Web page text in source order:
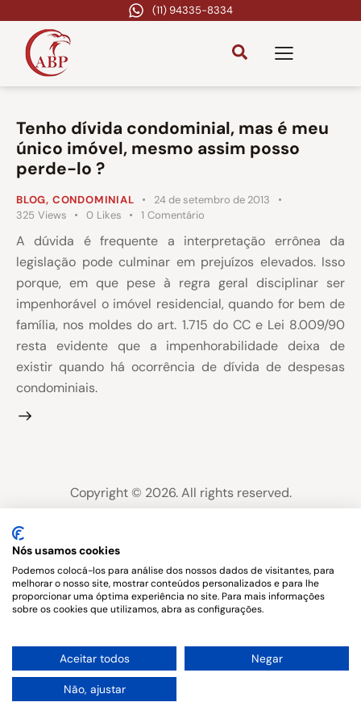
(11) 94335-8334
Tenho dívida condominial, mas é meu
único imóvel, mesmo assim posso
perde-lo ?
BLOG, CONDOMINIAL
24 de setembro de 2013
325 Views 0 Likes 1 Comentário
A dúvida é frequente a interpretação errônea da
legislação pode culminar em prejuízos elevados. Isso
porque, em que pese à regra geral disciplinar ser
impenhorável o imóvel residencial, quando for bem de
família, nos moldes do art. 1.715 do CC e Lei 8.009/90
resta evidente que a impenhorabilidade deixa de
existir quando há ocorrência de dívida de despesas
condominiais.
Copyright © 2026. All rights reserved.
Nós usamos cookies
Podemos colocá-los para análise dos nossos dados de visitantes, para
melhorar o nosso site, mostrar conteúdos personalizados e para lhe
proporcionar uma óptima experiência no site. Para mais informações
sobre os cookies que utilizamos, abra as configurações.
Aceitar todos Negar
Não, ajustar